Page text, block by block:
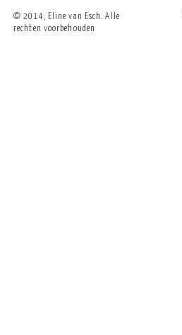
© 2014, Eline van Esch. Alle
rechten voorbehouden